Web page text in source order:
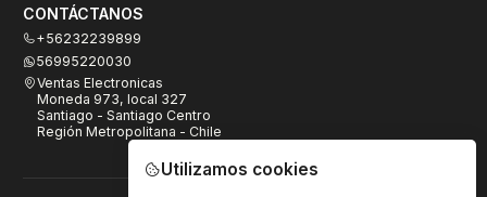
CONTÁCTANOS
+56232239899
56995220030
Ventas Electronicas
Moneda 973, local 327
Santiago - Santiago Centro
Región Metropolitana - Chile
Utilizamos cookies